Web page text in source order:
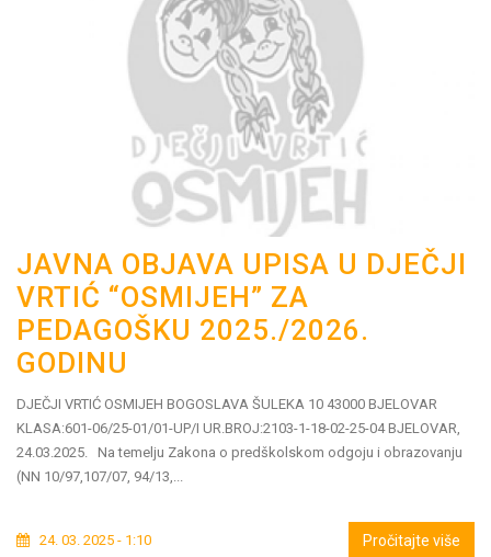
JAVNA OBJAVA UPISA U DJEČJI
VRTIĆ “OSMIJEH” ZA
PEDAGOŠKU 2025./2026.
GODINU
DJEČJI VRTIĆ OSMIJEH BOGOSLAVA ŠULEKA 10 43000 BJELOVAR
KLASA:601-06/25-01/01-UP/I UR.BROJ:2103-1-18-02-25-04 BJELOVAR,
24.03.2025. Na temelju Zakona o predškolskom odgoju i obrazovanju
(NN 10/97,107/07, 94/13,...
24. 03. 2025 - 1:10 Pročitajte više